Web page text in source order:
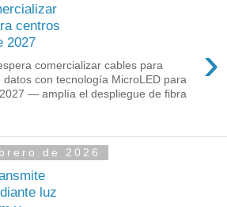
centros
2027
›
comercializar cables para
datos con tecnología MicroLED para
— amplía el despliegue de fibra
de 2026
luz